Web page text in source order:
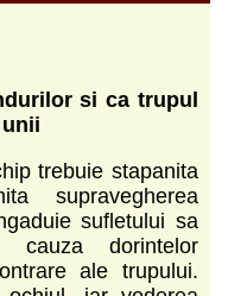
si ca trupul
trebuie stapanita
supravegherea
sufletului sa
dorintelor
ale trupului.